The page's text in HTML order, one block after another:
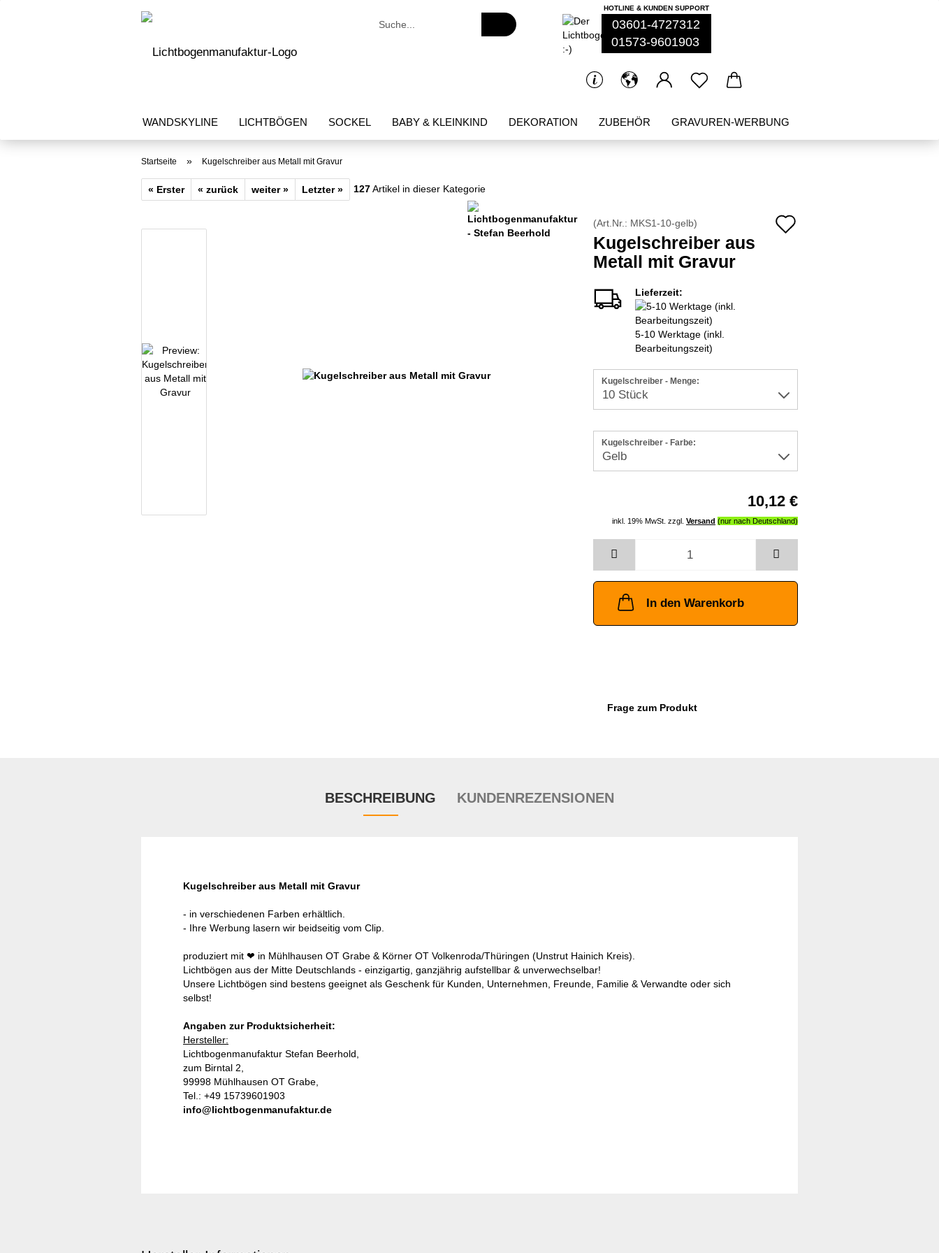
Suche...
HOTLINE & KUNDEN SUPPORT
03601-4727312
01573-9601903
WANDSKYLINE LICHTBÖGEN SOCKEL BABY & KLEINKIND DEKORATION ZUBEHÖR GRAVUREN-WERBUNG
Startseite » Kugelschreiber aus Metall mit Gravur
« Erster « zurück weiter » Letzter » 127Artikel in dieser Kategorie
(Art.Nr.: MKS1-10-gelb)
Kugelschreiber aus
Metall mit Gravur
Lieferzeit:
5-10 Werktage (inkl.
Bearbeitungszeit)
Kugelschreiber - Menge:
Kugelschreiber - Farbe:
10,12 €
inkl. 19% MwSt. zzgl. Versand
In den Warenkorb
Frage zum Produkt
BESCHREIBUNG KUNDENREZENSIONEN
Kugelschreiber aus Metall mit Gravur
- in verschiedenen Farben erhältlich.
- Ihre Werbung lasern wir beidseitig vom Clip.
produziert mit ❤ in Mühlhausen OT Grabe & Körner OT Volkenroda/Thüringen (Unstrut Hainich Kreis).
Lichtbögen aus der Mitte Deutschlands - einzigartig, ganzjährig aufstellbar & unverwechselbar!
Unsere Lichtbögen sind bestens geeignet als Geschenk für Kunden, Unternehmen, Freunde, Familie & Verwandte oder sich
selbst!
Angaben zur Produktsicherheit:
Hersteller:
Lichtbogenmanufaktur Stefan Beerhold,
zum Birntal 2,
99998 Mühlhausen OT Grabe,
Tel.: +49 15739601903
info@lichtbogenmanufaktur.de